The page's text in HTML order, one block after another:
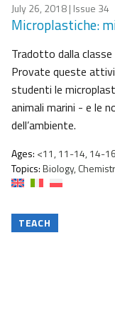
July 26, 2018| Issue 34
Microplastiche:
Tradotto dalla
Provate queste
studenti le
animali marini - e le
dell’ambiente.
Ages: <11, 11-14, 14-
Topics:Biology,
TEACH